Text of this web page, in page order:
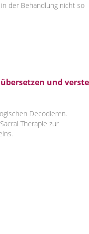
der Behandlung nicht so
und
Decodieren.
Therapie zur